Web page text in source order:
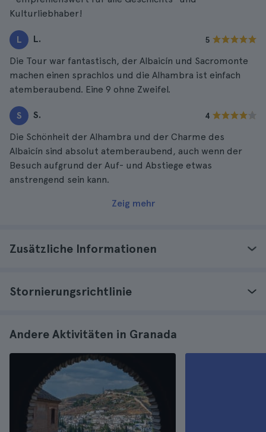
Kulturliebhaber!
L L. 5
Die Tour war fantastisch, der Albaicín und Sacromonte
machen einen sprachlos und die Alhambra ist einfach
atemberaubend. Eine 9 ohne Zweifel.
S S. 4
Die Schönheit der Alhambra und der Charme des
Albaicín sind absolut atemberaubend, auch wenn der
Besuch aufgrund der Auf- und Abstiege etwas
anstrengend sein kann.
Zeig mehr
Zusätzliche Informationen
Stornierungsrichtlinie
Andere Aktivitäten in Granada